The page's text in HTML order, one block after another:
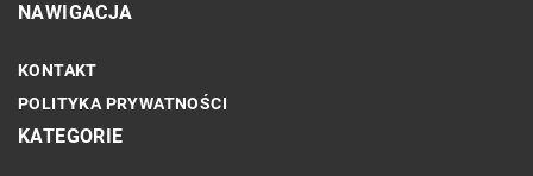
NAWIGACJA
KONTAKT
POLITYKA PRYWATNOŚCI
KATEGORIE